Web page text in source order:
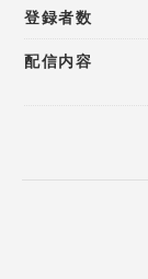
登録者数
配信内容